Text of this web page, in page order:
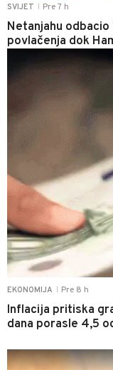
SVIJET Pre 7 h
Netanjahu odbacio
povlačenja dok
EKONOMIJA Pre 8 h
Inflacija pritiska
dana porasle 4,5